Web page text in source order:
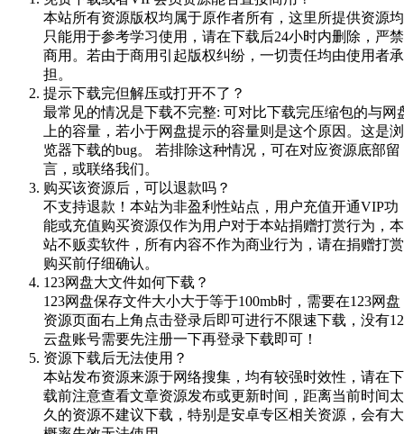
本站所有资源版权均属于原作者所有，这里所提供资源均
只能用于参考学习使用，请在下载后24小时内删除，严禁
商用。若由于商用引起版权纠纷，一切责任均由使用者承
担。
提示下载完但解压或打开不了？
最常见的情况是下载不完整: 可对比下载完压缩包的与网
上的容量，若小于网盘提示的容量则是这个原因。这是浏
览器下载的bug。 若排除这种情况，可在对应资源底部留
言，或联络我们。
购买该资源后，可以退款吗？
不支持退款！本站为非盈利性站点，用户充值开通VIP功
能或充值购买资源仅作为用户对于本站捐赠打赏行为，本
站不贩卖软件，所有内容不作为商业行为，请在捐赠打赏
购买前仔细确认。
123网盘大文件如何下载？
123网盘保存文件大小大于等于100mb时，需要在123网盘
资源页面右上角点击登录后即可进行不限速下载，没有
云盘账号需要先注册一下再登录下载即可！
资源下载后无法使用？
本站发布资源来源于网络搜集，均有较强时效性，请在下
载前注意查看文章资源发布或更新时间，距离当前时间太
久的资源不建议下载，特别是安卓专区相关资源，会有大